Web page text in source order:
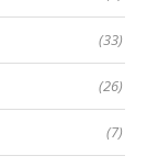
(33)
(26)
(7)